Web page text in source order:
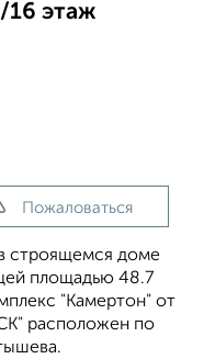
16 этаж
Пожаловаться
строящемся доме
площадью 48.7
"Камертон" от
расположен по